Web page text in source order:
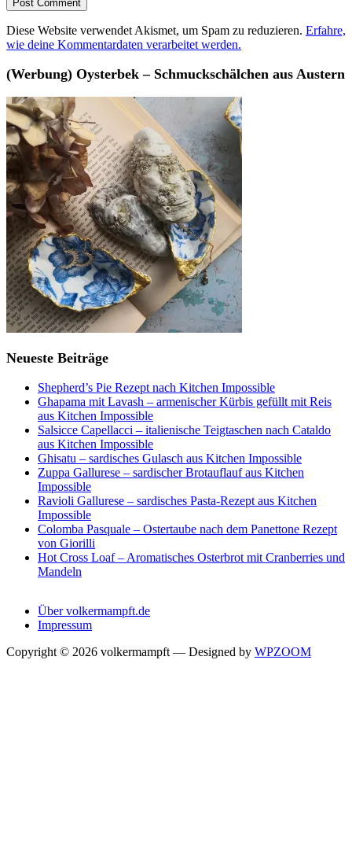
Diese Website verwendet Akismet, um Spam zu reduzieren. Erfahre,
wie deine Kommentardaten verarbeitet werden.
(Werbung) Oysterbek – Schmuckschälchen aus Austern
Neueste Beiträge
Shepherd’s Pie Rezept nach Kitchen Impossible
Ghapama mit Lavash – armenischer Kürbis gefüllt mit Reis
aus Kitchen Impossible
Salsicce Capellacci – italienische Teigtaschen nach Cataldo
aus Kitchen Impossible
Ghisatu – sardisches Gulasch aus Kitchen Impossible
Zuppa Gallurese – sardischer Brotauflauf aus Kitchen
Impossible
Ravioli Gallurese – sardisches Pasta-Rezept aus Kitchen
Impossible
Colomba Pasquale – Ostertaube nach dem Panettone Rezept
von Giorilli
Hot Cross Loaf – Aromatisches Osterbrot mit Cranberries und
Mandeln
Über volkermampft.de
Impressum
Copyright © 2026 volkermampft — Designed by WPZOOM